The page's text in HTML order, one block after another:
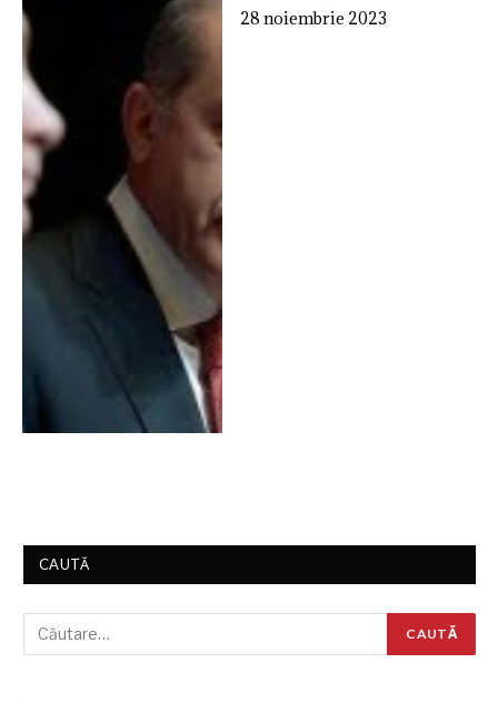
28 noiembrie 2023
CAUTĂ